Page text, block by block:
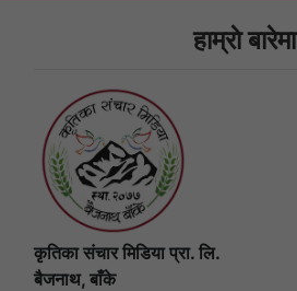
हाम्राे बारेमा
कृतिका संचार मिडिया प्रा. लि.
बैजनाथ, बाँके